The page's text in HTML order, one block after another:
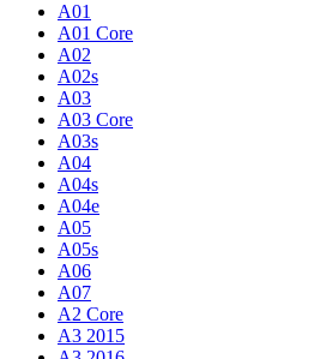
A01
A01 Core
A02
A02s
A03
A03 Core
A03s
A04
A04s
A04e
A05
A05s
A06
A07
A2 Core
A3 2015